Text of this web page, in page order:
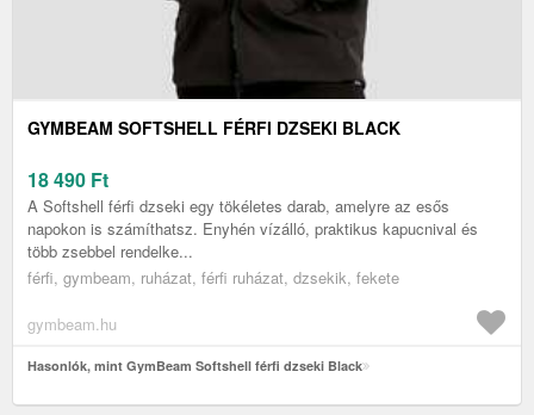
GYMBEAM SOFTSHELL FÉRFI DZSEKI BLACK
18 490 Ft
A Softshell férfi dzseki egy tökéletes darab, amelyre az esős
napokon is számíthatsz. Enyhén vízálló, praktikus kapucnival és
több zsebbel rendelke...
férfi, gymbeam, ruházat, férfi ruházat, dzsekik, fekete
gymbeam.hu
Hasonlók, mint GymBeam Softshell férfi dzseki Black